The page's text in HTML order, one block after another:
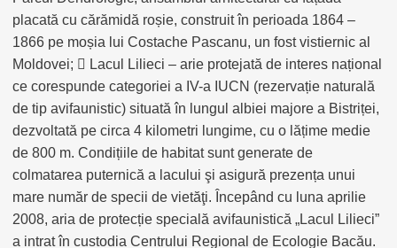
placată cu cărămidă roșie, construit în perioada 1864 –
1866 pe moșia lui Costache Pascanu, un fost vistiernic al
Moldovei;  Lacul Lilieci – arie protejată de interes național
ce corespunde categoriei a IV-a IUCN (rezervație naturală
de tip avifaunistic) situată în lungul albiei majore a Bistriței,
dezvoltată pe circa 4 kilometri lungime, cu o lățime medie
de 800 m. Condițiile de habitat sunt generate de
colmatarea puternică a lacului şi asigură prezența unui
mare număr de specii de vietăţi. Începând cu luna aprilie
2008, aria de protecție specială avifaunistică „Lacul Lilieci”
a intrat în custodia Centrului Regional de Ecologie Bacău.